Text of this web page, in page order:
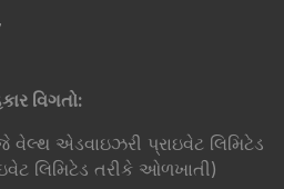
વિગતો:
એડવાઇઝરી પ્રાઇવેટ લિમિટેડ
લિમિટેડ તરીકે ઓળખાતી)